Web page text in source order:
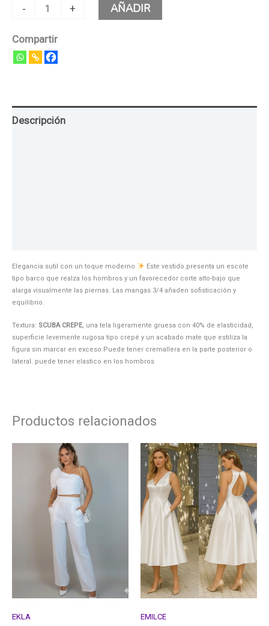
- + AÑADIR
Compartir
Descripción
Elegancia sutil con un toque moderno
Este vestido presenta un escote
tipo barco que realza los hombros y un favorecedor corte alto-bajo que
alarga visualmente las piernas. Las mangas 3/4 añaden sofisticación y
equilibrio.
Textura: SCUBA CREPE, una tela ligeramente gruesa con 40% de elasticidad,
superficie levemente rugosa tipo crepé y un acabado mate que estiliza la
figura sin marcar en exceso.Puede tener cremallera en la parte posterior o
lateral. puede tener elastico en los hombros
Productos relacionados
EKLA
EMILCE